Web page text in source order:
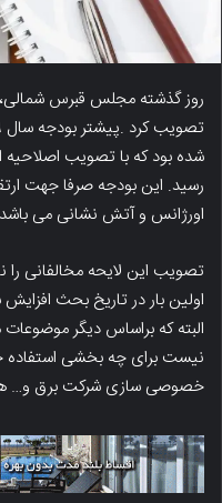
روز گذشته مجلس قبرس شمالی،
رسید. این بودجه صرفا جهت
اورژانس و آتش نشانی می
تصویب این لایحه مخالفانی را
اولین بار در تاریخ بحث
البته که براساس دیگر
نیست برای چه بخشی
خصوصی سازی شرکت برق و…